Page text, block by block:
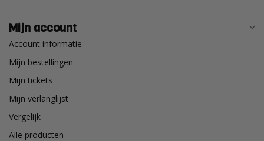
Mijn account
Account informatie
Mijn bestellingen
Mijn tickets
Mijn verlanglijst
Vergelijk
Alle producten